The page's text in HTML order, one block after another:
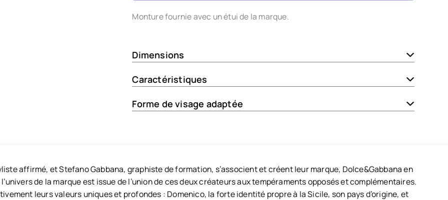
Monture fournie avec un étui de la marque.
Dimensions
Caractéristiques
Forme de visage adaptée
affirmé, et Stefano Gabbana, graphiste de formation, s’associent et créent leur marque, Dolce&Gabbana en
de la marque est issue de l’union de ces deux créateurs aux tempéraments opposés et complémentaires.
leurs valeurs uniques et profondes : Domenico, la forte identité propre à la Sicile, son pays d’origine, et